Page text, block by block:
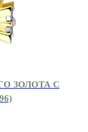
ЗОЛОТА С